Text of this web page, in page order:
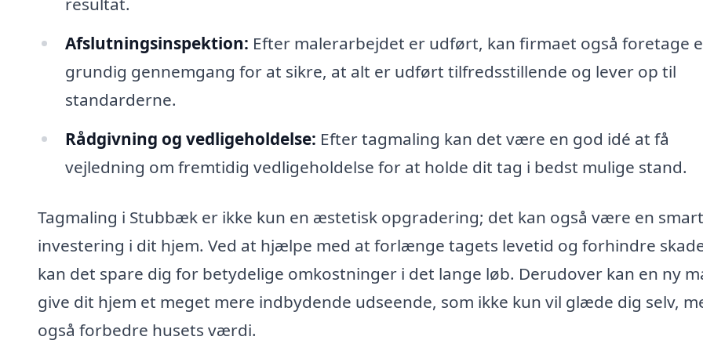
Afslutningsinspektion: Efter malerarbejdet er udført, kan firmaet også foretage
grundig gennemgang for at sikre, at alt er udført tilfredsstillende og lever op til
standarderne.
Rådgivning og vedligeholdelse: Efter tagmaling kan det være en god idé at få
vejledning om fremtidig vedligeholdelse for at holde dit tag i bedst mulige stand.
Tagmaling i Stubbæk er ikke kun en æstetisk opgradering; det kan også være en smart
investering i dit hjem. Ved at hjælpe med at forlænge tagets levetid og forhindre
kan det spare dig for betydelige omkostninger i det lange løb. Derudover kan en ny
give dit hjem et meget mere indbydende udseende, som ikke kun vil glæde dig selv,
også forbedre husets værdi.